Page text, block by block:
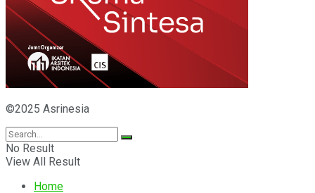
©2025 Asrinesia
No Result
View All Result
Home